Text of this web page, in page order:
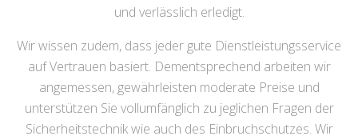
und verlässlich erledigt.
Wir wissen zudem, dass jeder gute Dienstleistungsservice
auf Vertrauen basiert. Dementsprechend arbeiten wir
angemessen, gewährleisten moderate Preise und
unterstützen Sie vollumfänglich zu jeglichen Fragen der
Sicherheitstechnik wie auch des Einbruchschutzes. Wir